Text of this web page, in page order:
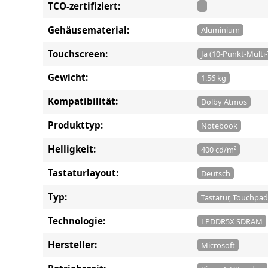
TCO-zertifiziert: -
Gehäusematerial: Aluminium
Touchscreen: Ja (10-Punkt-
Gewicht: 1.56 kg
Kompatibilität: Dolby Atmos
Produkttyp: Notebook
Helligkeit: 400 cd/m²
Tastaturlayout: Deutsch
Typ: Tastatur, Touchpad
Technologie: LPDDR5X SDRAM
Hersteller: Microsoft